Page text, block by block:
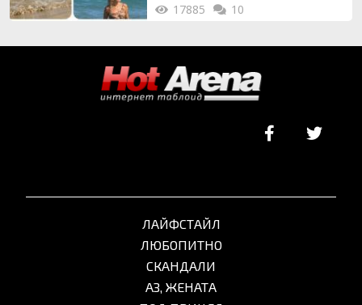
17885 10
ЛАЙФСТАЙЛ
ЛЮБОПИТНО
СКАНДАЛИ
АЗ, ЖЕНАТА